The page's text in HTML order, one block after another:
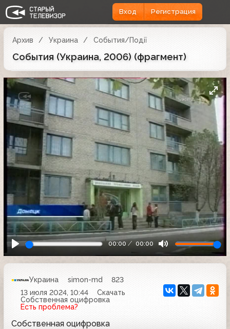
Вход Регистрация
Архив Украина События/Події
События (Украина, 2006) (фрагмент)
00:00 00:00
Украина simon-md
823
13 июля 2024, 10:44
Скачать
Собственная оцифровка
Есть проблема?
Собственная оцифровка